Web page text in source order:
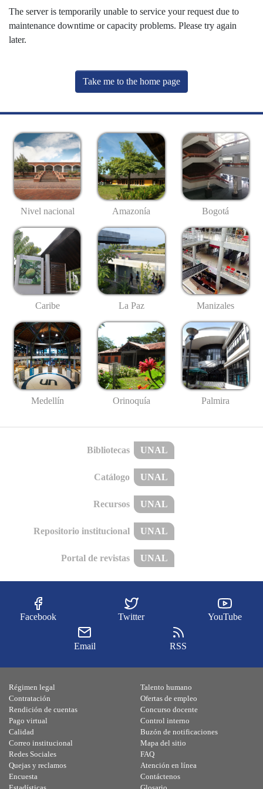
The server is temporarily unable to service your request due to
maintenance downtime or capacity problems. Please try again
later.
Take me to the home page
Nivel nacional Amazonía Bogotá
Caribe La Paz Manizales
Medellín Orinoquía Palmira
Bibliotecas UNAL
Catálogo UNAL
Recursos UNAL
Repositorio institucional UNAL
Portal de revistas UNAL
Facebook Twitter YouTube
Email RSS
Régimen legal
Contratación
Rendición de cuentas
Pago virtual
Calidad
Talento humano
Ofertas de empleo
Concurso docente
Control interno
Buzón de notificaciones
Correo institucional
Redes Sociales
Quejas y reclamos
Encuesta
Mapa del sitio
FAQ
Atención en línea
Contáctenos